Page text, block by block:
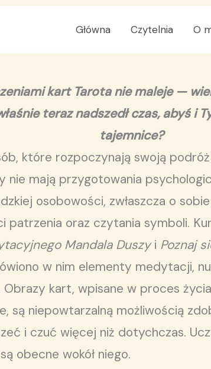
Główna Czytelnia O
kart Tarota nie maleje —
teraz nadszedł czas, abyś i
tajemnice?
które rozpoczynają swoją
mają przygotowania
osobowości, zwłaszcza o
patrzenia oraz czytania symboli.
Mandala Duszyi Poznaj
w nim elementy medytacji,
kart, wpisane w proces
są niepowtarzalną możliwością
i czuć więcej niż dotychczas.
obecne wokół niego.